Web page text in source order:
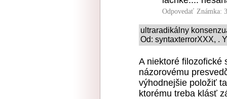
Odpovedať Známka:
ultraradikálny
Od: syntaxterrorXXX, .
A niektoré filozofické
názorovému
výhodnejšie položiť
ktorému treba klásť